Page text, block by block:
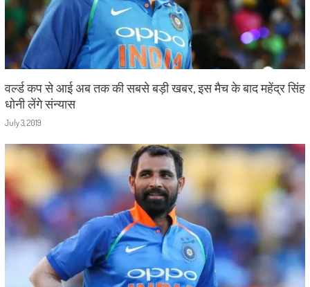
वर्ल्ड कप से आई अब तक की सबसे बड़ी खबर, इस मैच के बाद महेंद्र सिंह
धोनी लेंगे संन्यास
July 3, 2019